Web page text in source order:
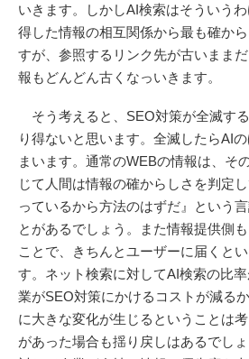
いきます。しかしAI検索はそういう
得した情報の相互関係から最も確か
すが、参照するリンク先が古いまま
報もどんどん古くなっいきます。
そう考えると、SEO対策が全滅す
り得ないと思います。全滅したらAI
まいます。通常のWEBの情報は、そ
じて人間は情報の確からしさを判定
っているから方法のはずだ』という
とがあるでしょう。また情報提供側
ことで、きちんとユーザーに届くと
す。ネット検索に対してAI検索の比
業がSEO対策にかけるコストが減る
に大きな変化が生じるということは
があった場合も揺り戻しはあるでし